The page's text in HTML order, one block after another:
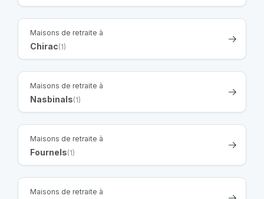
Maisons de retraite à
Chirac(1)
Maisons de retraite à
Nasbinals(1)
Maisons de retraite à
Fournels(1)
Maisons de retraite à